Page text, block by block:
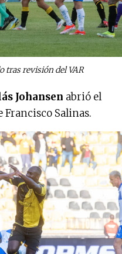
tras revisión del VAR
Johansen abrió el
Francisco Salinas.